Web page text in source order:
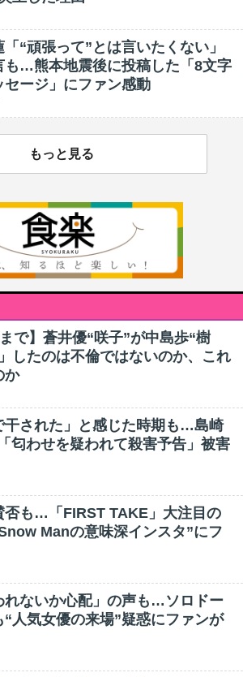
「“頑張って”とは言いたくない」
も…熊本地震後に投稿した「8文字
セージ」にファン感動
もっと見る
で】蒼井優“咲子”が中島歩“樹
したのは不倫ではないのか、これ
か
干された」と感じた時期も…島崎
匂わせを疑われて殺害予告」被害
否も…「FIRST TAKE」大注目の
Manの意味深インスタ”にフ
れないか心配」の声も…ソロドー
人気女優の来場”疑惑にファンが